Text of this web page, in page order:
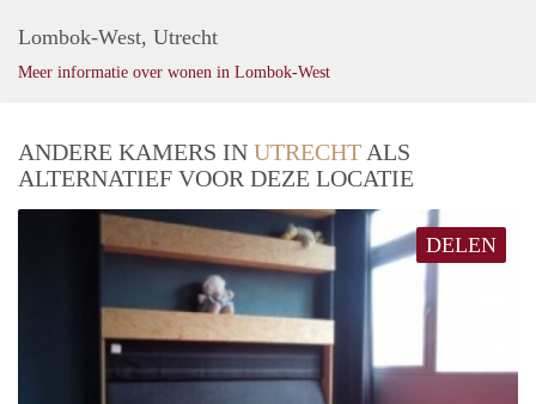
Lombok-West, Utrecht
Meer informatie over wonen in Lombok-West
ANDERE KAMERS IN UTRECHT ALS
ALTERNATIEF VOOR DEZE LOCATIE
DELEN